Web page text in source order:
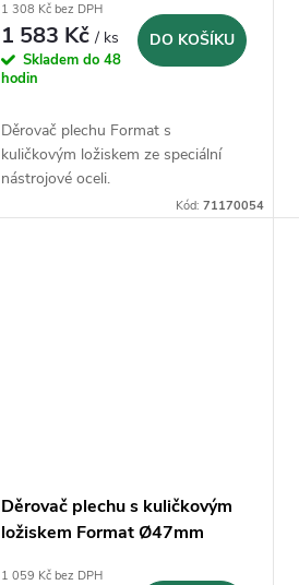
1 308 Kč bez DPH
1 583 Kč/ ks
Skladem do 48
hodin
DO KOŠÍKU
Děrovač plechu Format s
kuličkovým ložiskem ze speciální
nástrojové oceli.
Kód:71170054
Děrovač plechu s kuličkovým
ložiskem Format Ø47mm
1 059 Kč bez DPH